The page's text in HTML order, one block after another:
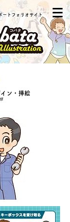
トフォリオサイト
ン・挿絵